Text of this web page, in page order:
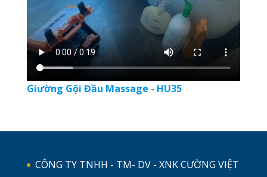
Giường Gội Đầu Massage - HU35
CÔNG TY TNHH - TM- DV - XNK CƯỜNG VIỆT